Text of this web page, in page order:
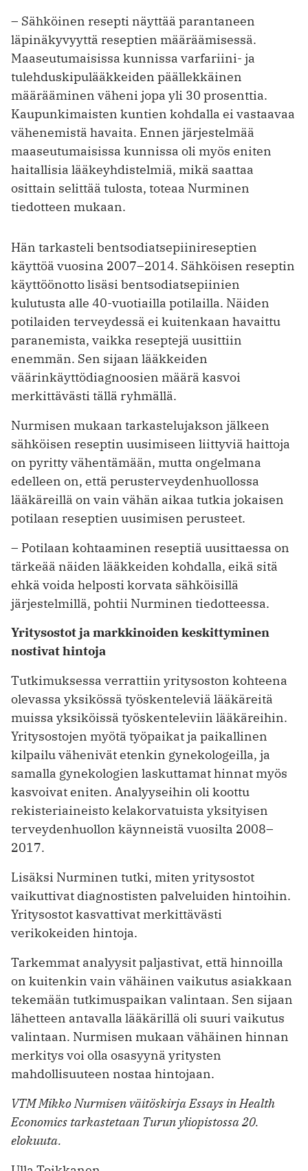
– Sähköinen resepti näyttää parantaneen
läpinäkyvyyttä reseptien määräämisessä.
Maaseutumaisissa kunnissa varfariini- ja
tulehduskipulääkkeiden päällekkäinen
määrääminen väheni jopa yli 30 prosenttia.
Kaupunkimaisten kuntien kohdalla ei vastaavaa
vähenemistä havaita. Ennen järjestelmää
maaseutumaisissa kunnissa oli myös eniten
haitallisia lääkeyhdistelmiä, mikä saattaa
osittain selittää tulosta, toteaa Nurminen
tiedotteen mukaan.
Hän tarkasteli bentsodiatsepiinireseptien
käyttöä vuosina 2007–2014. Sähköisen reseptin
käyttöönotto lisäsi bentsodiatsepiinien
kulutusta alle 40-vuotiailla potilailla. Näiden
potilaiden terveydessä ei kuitenkaan havaittu
paranemista, vaikka reseptejä uusittiin
enemmän. Sen sijaan lääkkeiden
väärinkäyttödiagnoosien määrä kasvoi
merkittävästi tällä ryhmällä.
Nurmisen mukaan tarkastelujakson jälkeen
sähköisen reseptin uusimiseen liittyviä haittoja
on pyritty vähentämään, mutta ongelmana
edelleen on, että perusterveydenhuollossa
lääkäreillä on vain vähän aikaa tutkia jokaisen
potilaan reseptien uusimisen perusteet.
– Potilaan kohtaaminen reseptiä uusittaessa on
tärkeää näiden lääkkeiden kohdalla, eikä sitä
ehkä voida helposti korvata sähköisillä
järjestelmillä, pohtii Nurminen tiedotteessa.
Yritysostot ja markkinoiden keskittyminen
nostivat hintoja
Tutkimuksessa verrattiin yritysoston kohteena
olevassa yksikössä työskenteleviä lääkäreitä
muissa yksiköissä työskenteleviin lääkäreihin.
Yritysostojen myötä työpaikat ja paikallinen
kilpailu vähenivät etenkin gynekologeilla, ja
samalla gynekologien laskuttamat hinnat myös
kasvoivat eniten. Analyyseihin oli koottu
rekisteriaineisto kelakorvatuista yksityisen
terveydenhuollon käynneistä vuosilta 2008–
2017.
Lisäksi Nurminen tutki, miten yritysostot
vaikuttivat diagnostisten palveluiden hintoihin.
Yritysostot kasvattivat merkittävästi
verikokeiden hintoja.
Tarkemmat analyysit paljastivat, että hinnoilla
on kuitenkin vain vähäinen vaikutus asiakkaan
tekemään tutkimuspaikan valintaan. Sen sijaan
lähetteen antavalla lääkärillä oli suuri vaikutus
valintaan. Nurmisen mukaan vähäinen hinnan
merkitys voi olla osasyynä yritysten
mahdollisuuteen nostaa hintojaan.
VTM Mikko Nurmisen väitöskirja Essays in Health
Economics tarkastetaan Turun yliopistossa 20.
elokuuta.